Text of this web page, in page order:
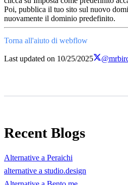
Poi, pubblica il tuo sito sul nuovo
nuovamente il dominio predefinito.
Torna all'aiuto di webflow
Last updated on 10/25/2025
Recent Blogs
Alternative a Peraichi
alternative a studio.design